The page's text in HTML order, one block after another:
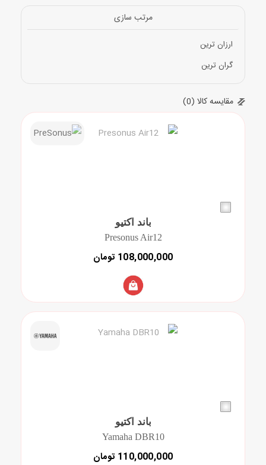
مرتب سازی
ارزان ترین
گران ترین
مقایسه کالا (0)
باند اکتیو
Presonus Air12
108,000,000 تومان
باند اکتیو
Yamaha DBR10
110,000,000 تومان